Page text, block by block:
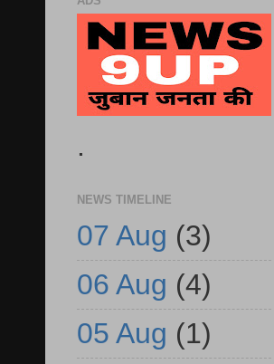
.
NEWS TIMELINE
07 Aug (3)
06 Aug (4)
05 Aug (1)